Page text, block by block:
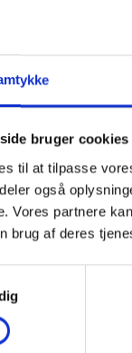
bruger cookies
til at tilpasse
også
Vores partnere
brug af deres
til kredsens
sig